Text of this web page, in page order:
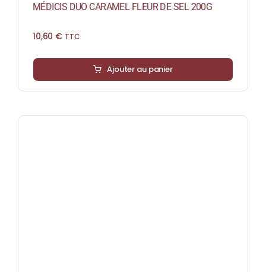
MÉDICIS DUO CARAMEL FLEUR DE SEL 200G
10,60 € TTC
Ajouter au panier